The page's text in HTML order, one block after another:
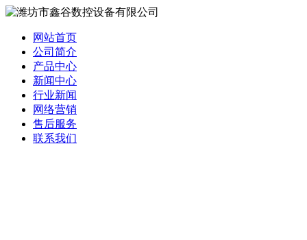
网站首页
公司简介
产品中心
新闻中心
行业新闻
网络营销
售后服务
联系我们